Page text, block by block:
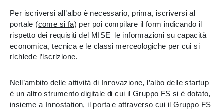
Per iscriversi all’albo è necessario, prima, iscriversi al
portale (come si fa) per poi compilare il form indicando il
rispetto dei requisiti del MISE, le informazioni su capacità
economica, tecnica e le classi merceologiche per cui si
richiede l’iscrizione.
Nell’ambito delle attività di Innovazione, l’albo delle startup
è un altro strumento digitale di cui il Gruppo FS si è dotato,
insieme a Innostation, il portale attraverso cui il Gruppo FS